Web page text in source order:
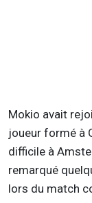
Mokio avait
joueur formé à
difficile à
remarqué
lors du match